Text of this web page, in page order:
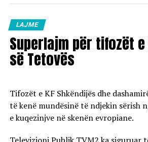
LAJME
Superlajm për tifozët
së Tetovës
Tifozët e KF Shkëndijës dhe
të kenë mundësinë të ndjekin sërish
e kuqezinjve në skenën evropiane.